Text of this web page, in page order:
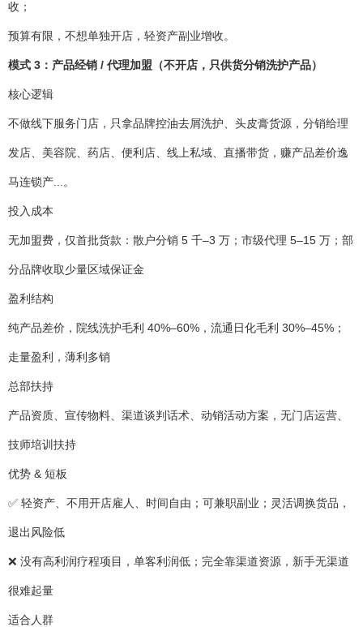
收；
预算有限，不想单独开店，轻资产副业增收。
模式 3：产品经销 / 代理加盟（不开店，只供货分销洗护产品）
核心逻辑
不做线下服务门店，只拿品牌控油去屑洗护、头皮膏货源，分销给理
发店、美容院、药店、便利店、线上私域、直播带货，赚产品差价逸
马连锁产...。
投入成本
无加盟费，仅首批货款：散户分销 5 千–3 万；市级代理 5–15 万；部
分品牌收取少量区域保证金
盈利结构
纯产品差价，院线洗护毛利 40%–60%，流通日化毛利 30%–45%；
走量盈利，薄利多销
总部扶持
产品资质、宣传物料、渠道谈判话术、动销活动方案，无门店运营、
技师培训扶持
优势 & 短板
✅ 轻资产、不用开店雇人、时间自由；可兼职副业；灵活调换货品，
退出风险低
❌ 没有高利润疗程项目，单客利润低；完全靠渠道资源，新手无渠道
很难起量
适合人群